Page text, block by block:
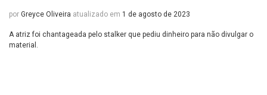
por Greyce Oliveira atualizado em 1 de agosto de 2023
A atriz foi chantageada pelo stalker que pediu dinheiro para não divulgar o
material.